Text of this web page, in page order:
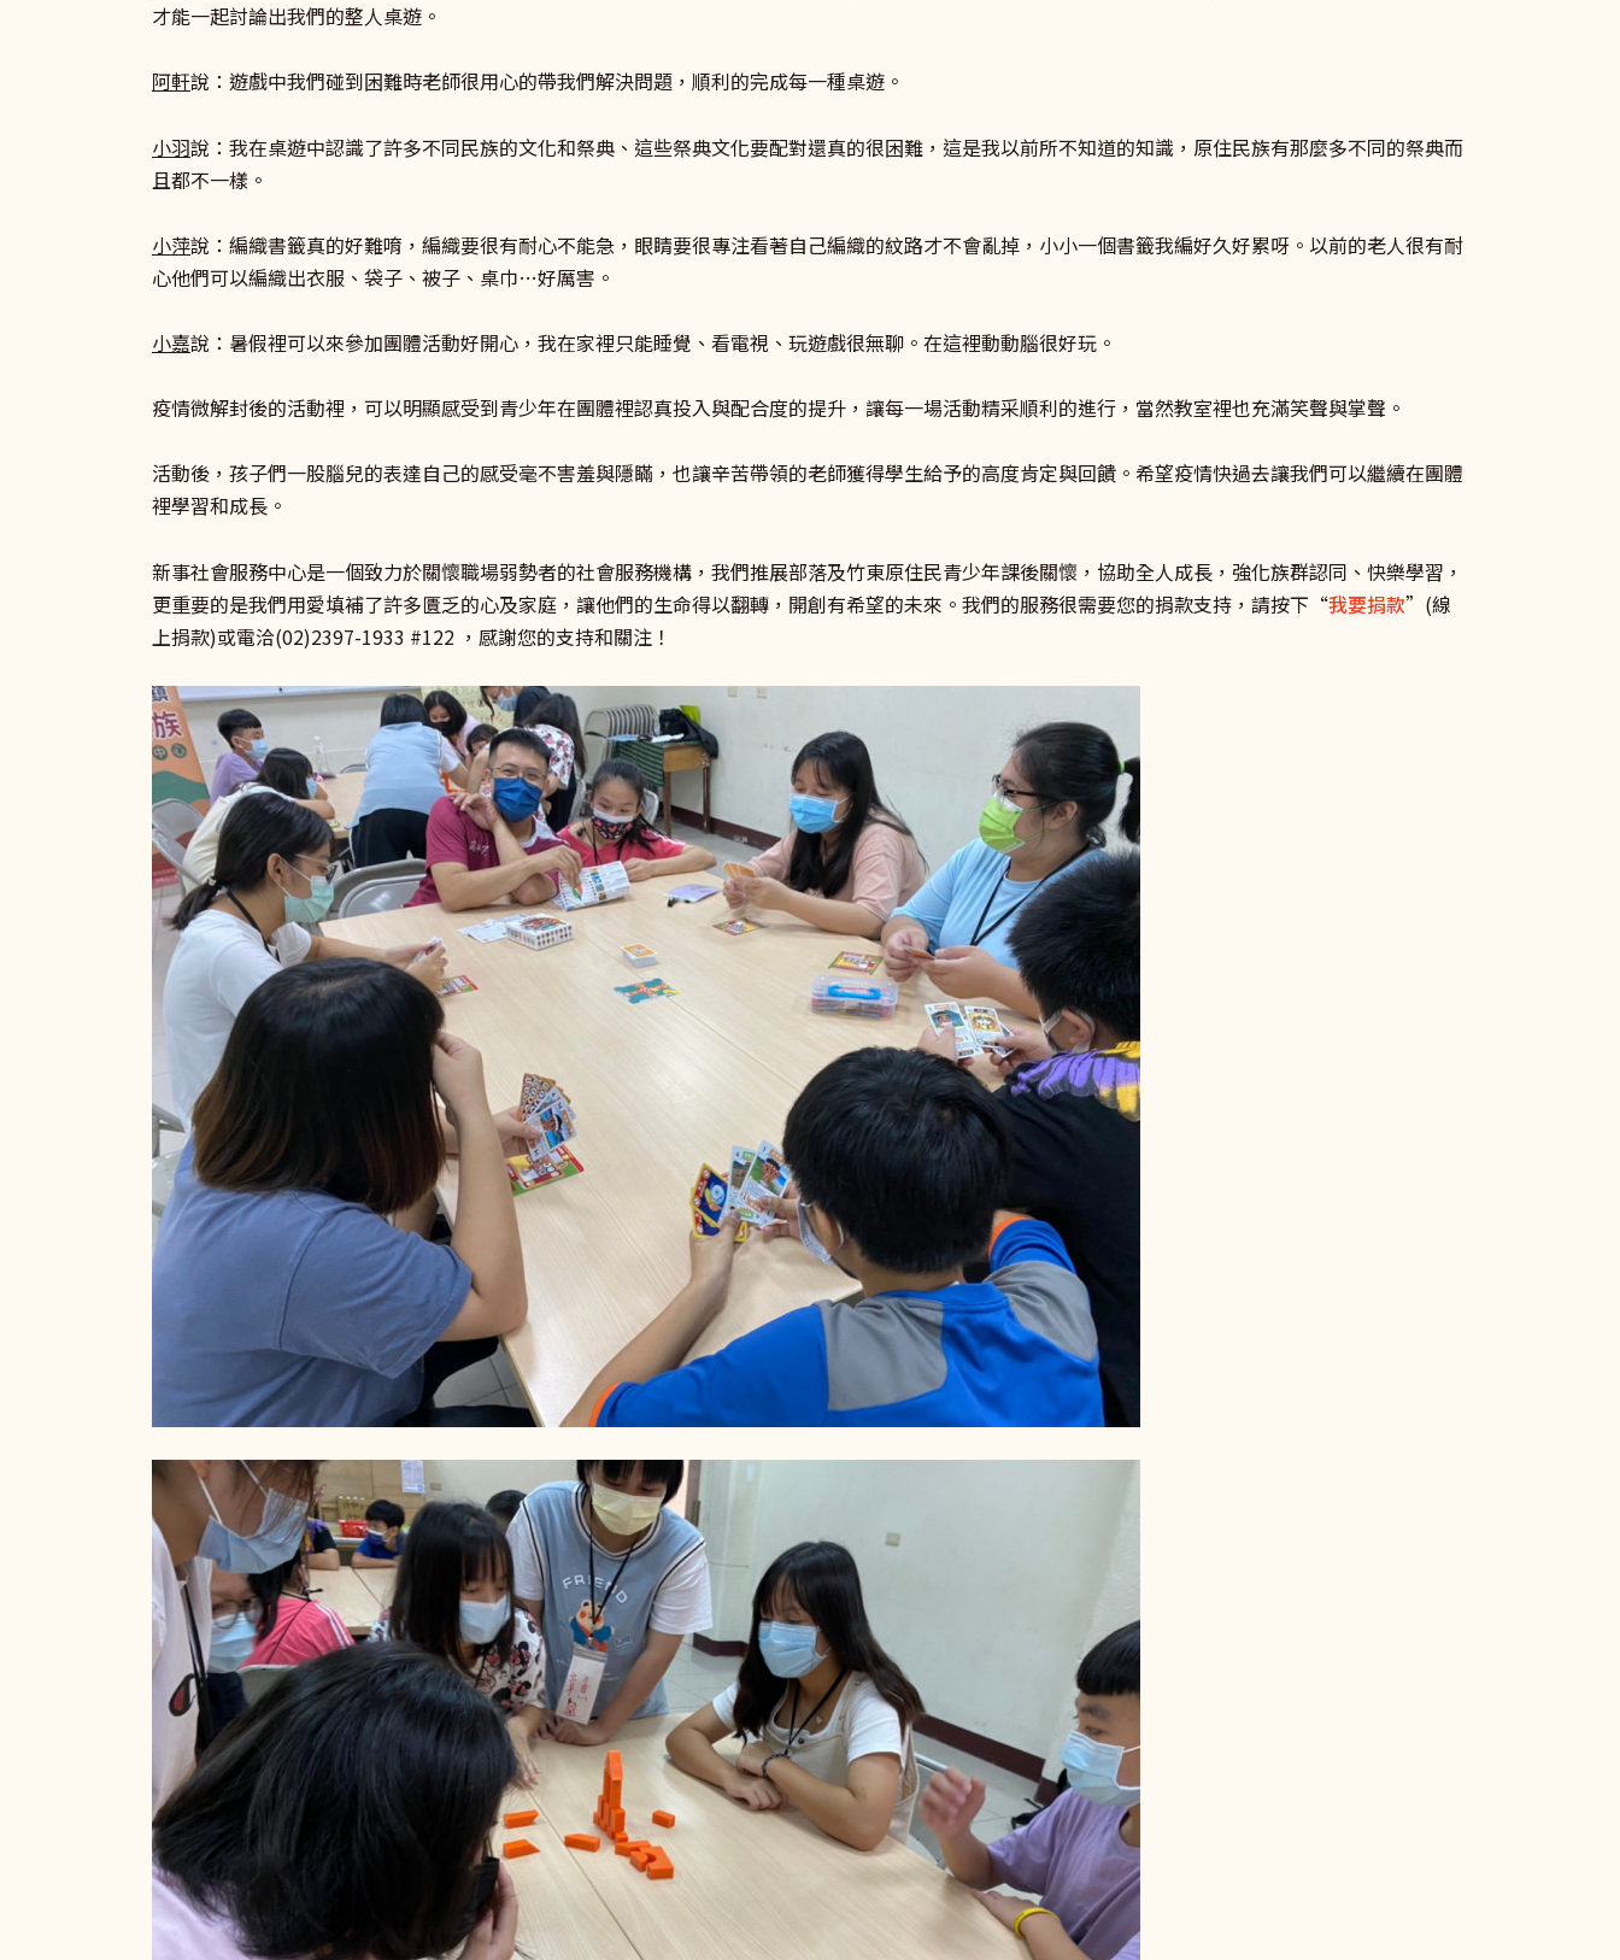
才能一起討論出我們的整人桌遊。
阿軒說：遊戲中我們碰到困難時老師很用心的帶我們解決問題，順利的完成每一種桌遊。
小羽說：我在桌遊中認識了許多不同民族的文化和祭典、這些祭典文化要配對還真的很困難，這是我以前所不知道的知識，原住民族有那麼多不同的祭典而
且都不一樣。
小萍說：編織書籤真的好難唷，編織要很有耐心不能急，眼睛要很專注看著自己編織的紋路才不會亂掉，小小一個書籤我編好久好累呀。以前的老人很有耐
心他們可以編織出衣服、袋子、被子、桌巾…好厲害。
小嘉說：暑假裡可以來參加團體活動好開心，我在家裡只能睡覺、看電視、玩遊戲很無聊。在這裡動動腦很好玩。
疫情微解封後的活動裡，可以明顯感受到青少年在團體裡認真投入與配合度的提升，讓每一場活動精采順利的進行，當然教室裡也充滿笑聲與掌聲。
活動後，孩子們一股腦兒的表達自己的感受毫不害羞與隱瞞，也讓辛苦帶領的老師獲得學生給予的高度肯定與回饋。希望疫情快過去讓我們可以繼續在團體
裡學習和成長。
新事社會服務中心是一個致力於關懷職場弱勢者的社會服務機構，我們推展部落及竹東原住民青少年課後關懷，協助全人成長，強化族群認同、快樂學習，
更重要的是我們用愛填補了許多匱乏的心及家庭，讓他們的生命得以翻轉，開創有希望的未來。我們的服務很需要您的捐款支持，請按下“我要捐款”(線
上捐款)或電洽(02)2397-1933 #122 ，感謝您的支持和關注！